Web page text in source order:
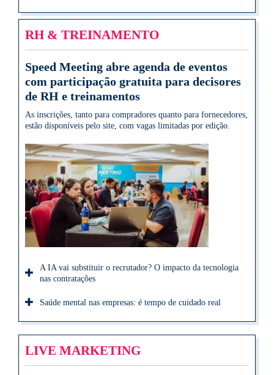
RH & TREINAMENTO
Speed Meeting abre agenda de eventos
com participação gratuita para decisores
de RH e treinamentos
As inscrições, tanto para compradores quanto para fornecedores,
estão disponíveis pelo site, com vagas limitadas por edição.
A IA vai substituir o recrutador? O impacto da tecnologia
nas contratações
Saúde mental nas empresas: é tempo de cuidado real
LIVE MARKETING